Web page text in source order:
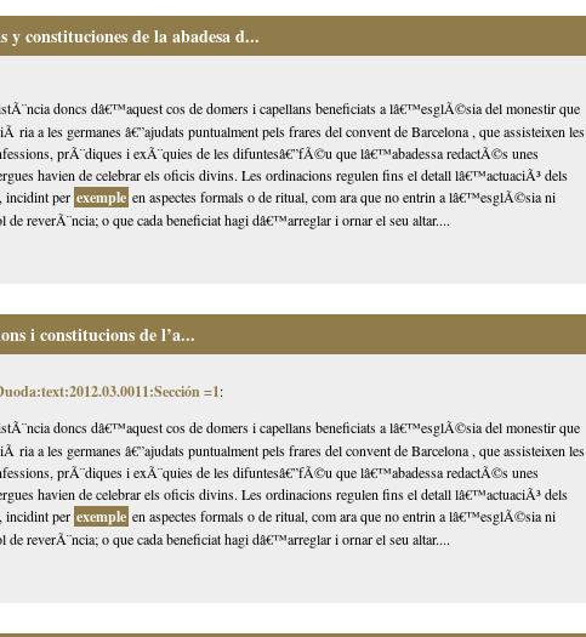
constituciones de la abadesa d...
doncs dâ€™aquest cos de domers i capellans beneficiats a lâ€™esglÃ©sia del monestir que
a les germanes â€”ajudats puntualment pels frares del convent de Barcelona , que assisteixen les
prÃ¨diques i exÃ¨quies de les difuntesâ€”fÃ©u que lâ€™abadessa redactÃ©s unes
havien de celebrar els oficis divins. Les ordinacions regulen fins el detall lâ€™actuaciÃ³ dels
incidint per exemple en aspectes formals o de ritual, com ara que no entrin a lâ€™esglÃ©sia ni
reverÃ¨ncia; o que cada beneficiat hagi dâ€™arreglar i ornar el seu altar....
i constitucions de l’a...
=1:
doncs dâ€™aquest cos de domers i capellans beneficiats a lâ€™esglÃ©sia del monestir que
a les germanes â€”ajudats puntualment pels frares del convent de Barcelona , que assisteixen les
prÃ¨diques i exÃ¨quies de les difuntesâ€”fÃ©u que lâ€™abadessa redactÃ©s unes
havien de celebrar els oficis divins. Les ordinacions regulen fins el detall lâ€™actuaciÃ³ dels
incidint per exemple en aspectes formals o de ritual, com ara que no entrin a lâ€™esglÃ©sia ni
reverÃ¨ncia; o que cada beneficiat hagi dâ€™arreglar i ornar el seu altar....